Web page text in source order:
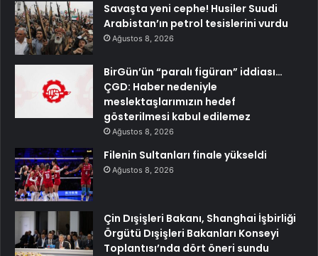
Savaşta yeni cephe! Husiler Suudi
Arabistan’ın petrol tesislerini vurdu
Ağustos 8, 2026
BirGün’ün “paralı figüran” iddiası…
ÇGD: Haber nedeniyle
meslektaşlarımızın hedef
gösterilmesi kabul edilemez
Ağustos 8, 2026
Filenin Sultanları finale yükseldi
Ağustos 8, 2026
Çin Dışişleri Bakanı, Shanghai İşbirliği
Örgütü Dışişleri Bakanları Konseyi
Toplantısı’nda dört öneri sundu